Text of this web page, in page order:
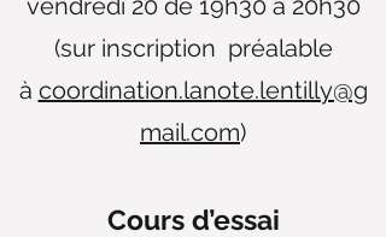
vendredi 20 de 19h30 à 20h30
(sur inscription préalable
à coordination.lanote.lentilly@g
mail.com)
Cours d’essai